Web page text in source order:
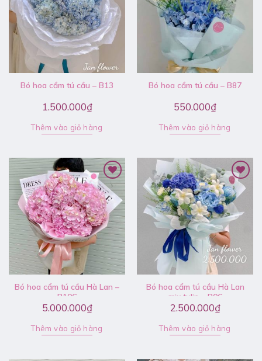
Bó hoa cẩm tú cầu – B13
1.500.000₫
Thêm vào giỏ hàng
Bó hoa cẩm tú cầu – B87
550.000₫
Thêm vào giỏ hàng
Bó hoa cẩm tú cầu Hà Lan –
B106
5.000.000₫
Thêm vào giỏ hàng
Bó hoa cẩm tú cầu Hà Lan
mix tulip – B06
2.500.000₫
Thêm vào giỏ hàng